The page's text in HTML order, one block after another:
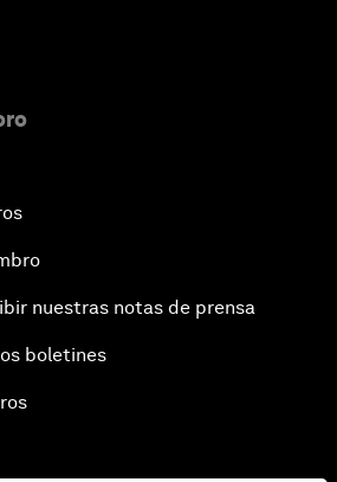
nuestras notas de prensa
boletines